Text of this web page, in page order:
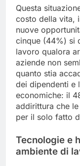
Questa
costo della vita,
nuove
cinque (44%) si
lavoro qualora
aziende non
quanto stia
dei dipendenti e
economiche: il
addirittura che
per il solo fatto
Tecnologie e
ambiente di